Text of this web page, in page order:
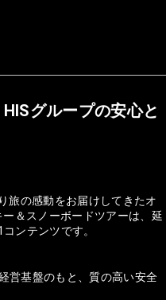
グループの安心と
旅の感動をお届けしてきたオ
＆スノーボードツアーは、延
ンテンツです。
営基盤のもと、質の高い安全